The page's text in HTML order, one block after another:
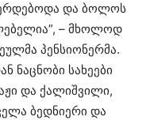
და ბოლოს
– მხოლოდ
პენსიონერმა.
ნაცნობი სახეები
და ქალიშვილი,
ბედნიერი და